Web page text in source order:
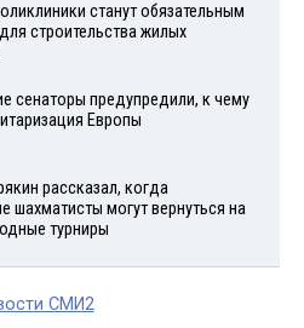
станут обязательным
строительства жилых
сенаторы предупредили, к чему
Европы
рассказал, когда
шахматисты могут вернуться на
турниры
СМИ2